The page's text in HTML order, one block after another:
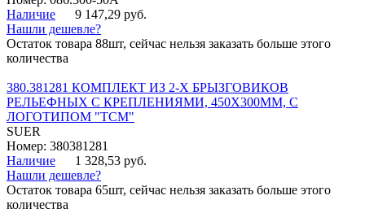
Наличие
9 147,29 руб.
Нашли дешевле?
Остаток товара 88шт, сейчас нельзя заказать больше этого
количества
380.381281 КОМПЛЕКТ ИЗ 2-Х БРЫЗГОВИКОВ
РЕЛЬЕФНЫХ С КРЕПЛЕНИЯМИ, 450Х300ММ, С
ЛОГОТИПОМ "ТСМ"
SUER
Номер: 380381281
Наличие
1 328,53 руб.
Нашли дешевле?
Остаток товара 65шт, сейчас нельзя заказать больше этого
количества